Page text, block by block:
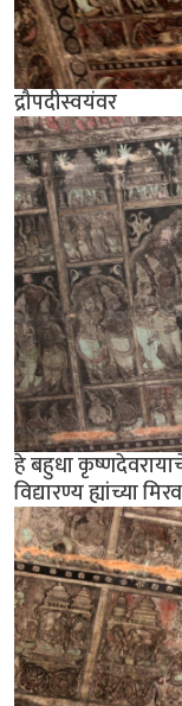
द्रौपदीस्वयंवर
हे बहुधा
विद्यारण्य ह्यांच्या